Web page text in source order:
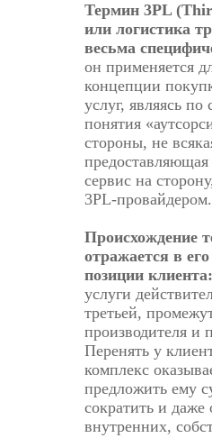
Термин 3PL
или логистика
весьма
он применяется
концепции
услуг, являясь
понятия
стороны, не
предоставляющая
сервис на
3PL-провайдером.
Происхождение
отражается в
позиции клиента:
услуги
третьей,
производителя и
Перенять у
комплекс
предложить ему
сократить и даже
внутренних,